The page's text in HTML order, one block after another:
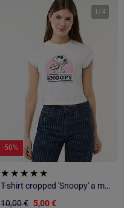
1 /4
-50%
T-shirt cropped 'Snoopy' a maniche corte
10,00 € 5,00 €